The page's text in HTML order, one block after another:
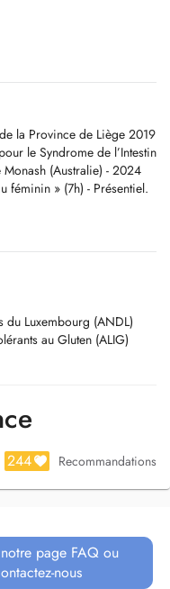
CNS (prises en charge
par la CNS), je serai
et vous accompagnerai
de vous aider avec
bien-être dans votre
alimentaire répondant au
l'alimentation va bien au-
avec
afin de définir des
besoins spécifiques, vos
de vie.
en évaluant la
et masse osseuse.
la Province de Liège 2019
le Syndrome de l’Intestin
(Australie) - 2024
féminin » (7h) - Présentiel.
Luxembourg (ANDL)
au Gluten (ALIG)
244 Recommandations
page FAQ ou
nous